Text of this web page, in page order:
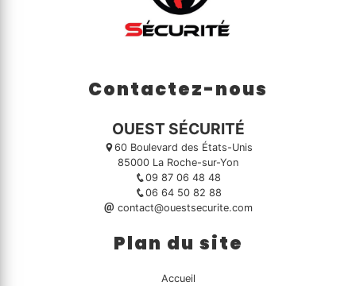
Contactez-nous
OUEST SÉCURITÉ
60 Boulevard des États-Unis
85000 La Roche-sur-Yon
09 87 06 48 48
06 64 50 82 88
contact@ouestsecurite.com
Plan du site
Accueil